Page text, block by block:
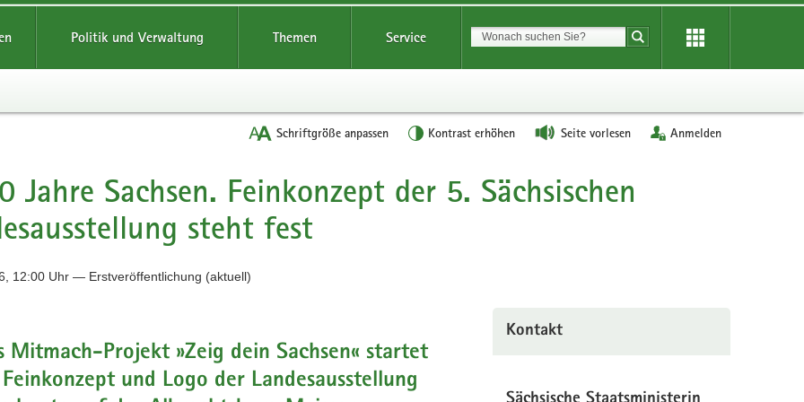
Politik und Verwaltung Themen Service Suchbegriff
Suche starten
Schriftgröße anpassen Kontrast erhöhen Seite vorlesen Anmelden
Jahre Sachsen. Feinkonzept der 5. Sächsischen
steht fest
12:00 Uhr — Erstveröffentlichung (aktuell)
Mitmach-Projekt »Zeig dein Sachsen« startet
und Logo der Landesausstellung
Kontakt